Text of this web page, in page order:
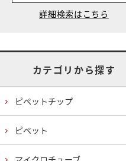
カテゴリから探す
ピペットチップ
ピペット